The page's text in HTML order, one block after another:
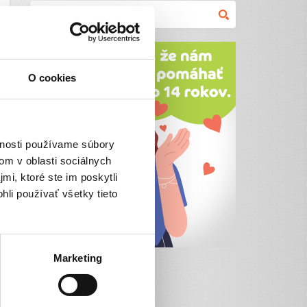
O cookies
používame súbory
v oblasti sociálnych
ktoré ste im poskytli
používať všetky tieto
Marketing